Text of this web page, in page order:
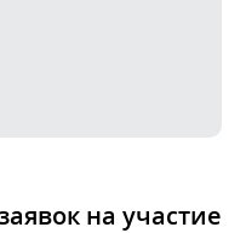
на участие